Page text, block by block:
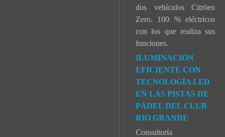
dos vehículos Citröen
Zero. 100 % eléctricos
con los que realiza sus
funciones.
ILUMINACIÓN
EFICIENTE CON
TECNOLOGÍA LED
EN LAS PISTAS DE
PÁDEL DEL CLUB
RIO GRANDE
Consultoría